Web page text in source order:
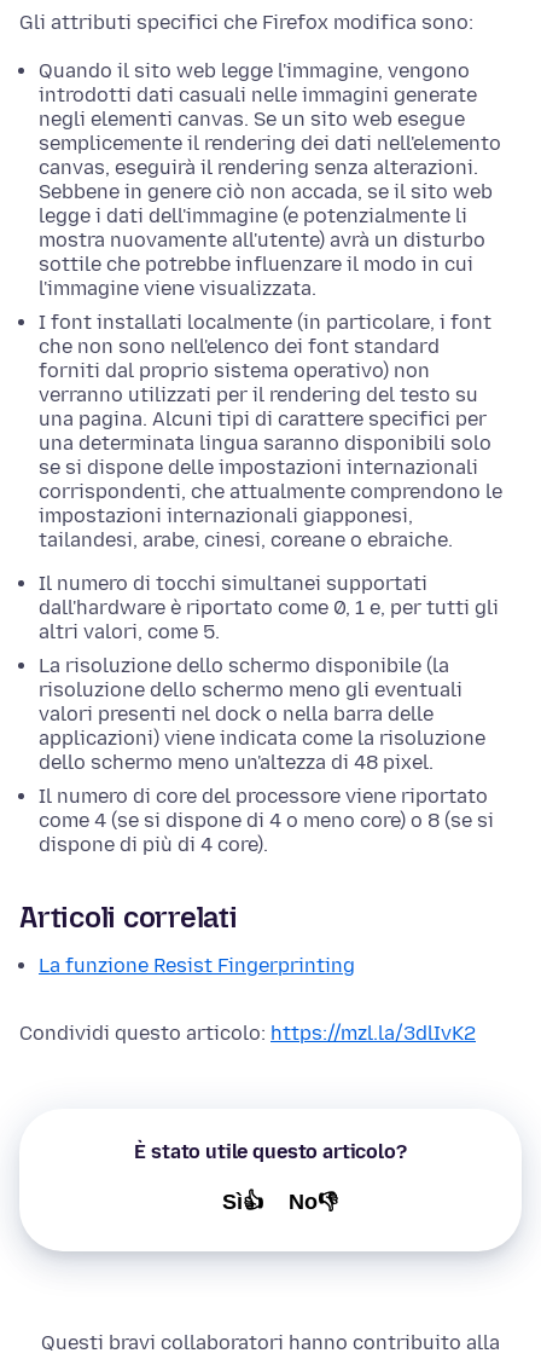
Gli attributi specifici che Firefox modifica sono:
Quando il sito web legge l'immagine, vengono
introdotti dati casuali nelle immagini generate
negli elementi canvas. Se un sito web esegue
semplicemente il rendering dei dati nell'elemento
canvas, eseguirà il rendering senza alterazioni.
Sebbene in genere ciò non accada, se il sito web
legge i dati dell'immagine (e potenzialmente li
mostra nuovamente all'utente) avrà un disturbo
sottile che potrebbe influenzare il modo in cui
l'immagine viene visualizzata.
I font installati localmente (in particolare, i font
che non sono nell'elenco dei font standard
forniti dal proprio sistema operativo) non
verranno utilizzati per il rendering del testo su
una pagina. Alcuni tipi di carattere specifici per
una determinata lingua saranno disponibili solo
se si dispone delle impostazioni internazionali
corrispondenti, che attualmente comprendono le
impostazioni internazionali giapponesi,
tailandesi, arabe, cinesi, coreane o ebraiche.
Il numero di tocchi simultanei supportati
dall'hardware è riportato come 0, 1 e, per tutti gli
altri valori, come 5.
La risoluzione dello schermo disponibile (la
risoluzione dello schermo meno gli eventuali
valori presenti nel dock o nella barra delle
applicazioni) viene indicata come la risoluzione
dello schermo meno un'altezza di 48 pixel.
Il numero di core del processore viene riportato
come 4 (se si dispone di 4 o meno core) o 8 (se si
dispone di più di 4 core).
Articoli correlati
La funzione Resist Fingerprinting
Condividi questo articolo: https://mzl.la/3dlIvK2
È stato utile questo articolo?
Sì👍 No👎
Questi bravi collaboratori hanno contribuito alla